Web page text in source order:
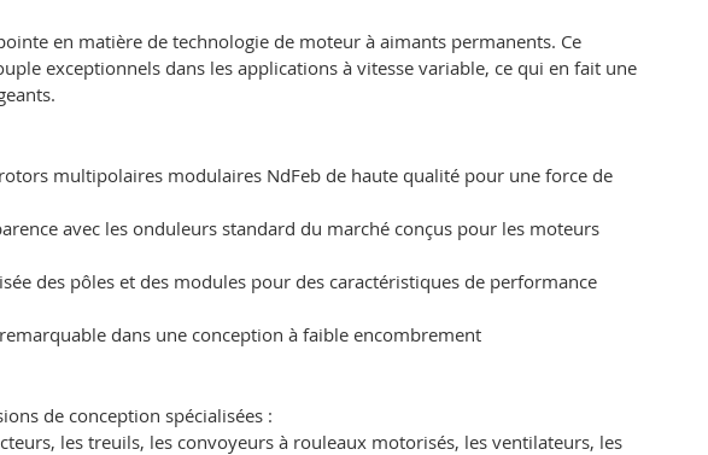
en matière de technologie de moteur à aimants permanents. Ce
exceptionnels dans les applications à vitesse variable, ce qui en fait une
multipolaires modulaires NdFeb de haute qualité pour une force de
avec les onduleurs standard du marché conçus pour les moteurs
des pôles et des modules pour des caractéristiques de performance
dans une conception à faible encombrement
de conception spécialisées :
les treuils, les convoyeurs à rouleaux motorisés, les ventilateurs, les